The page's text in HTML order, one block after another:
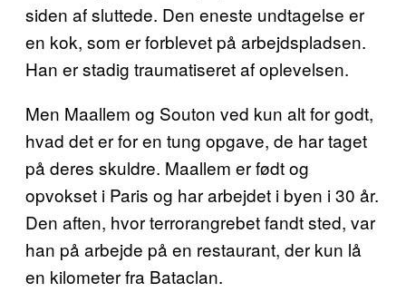
siden af sluttede. Den eneste undtagelse er
en kok, som er forblevet på arbejdspladsen.
Han er stadig traumatiseret af oplevelsen.
Men Maallem og Souton ved kun alt for godt,
hvad det er for en tung opgave, de har taget
på deres skuldre. Maallem er født og
opvokset i Paris og har arbejdet i byen i 30 år.
Den aften, hvor terrorangrebet fandt sted, var
han på arbejde på en restaurant, der kun lå
en kilometer fra Bataclan.